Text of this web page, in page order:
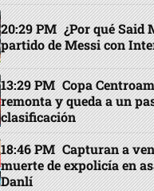
20:29 PM ¿Por qué Said
partido de Messi con
13:29 PM Copa
remonta y queda a un
clasificación
18:46 PM Capturan a
muerte de expolicía en
Danlí